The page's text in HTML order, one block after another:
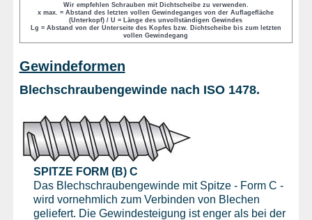
Wir empfehlen Schrauben mit Dichtscheibe zu verwenden.
x max. = Abstand des letzten vollen Gewindeganges von der Auflagefläche
(Unterkopf) / U = Länge des unvollständigen Gewindes
Lg = Abstand von der Unterseite des Kopfes bzw. Dichtscheibe bis zum letzten
vollen Gewindegang
Gewindeformen
Blechschraubengewinde nach ISO 1478.
SPITZE FORM (B) C
Das Blechschraubengewinde mit Spitze - Form C -
wird vornehmlich zum Verbinden von Blechen
geliefert. Die Gewindesteigung ist enger als bei der